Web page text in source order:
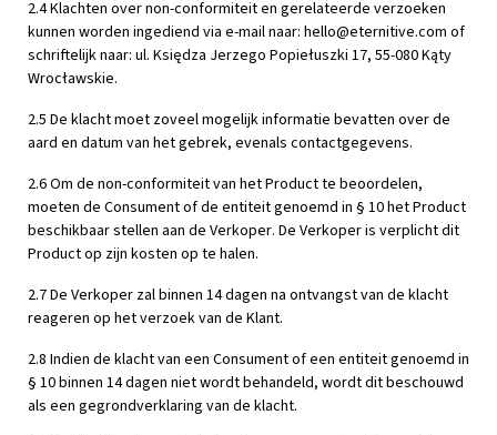
2.4 Klachten over non-conformiteit en gerelateerde verzoeken
kunnen worden ingediend via e-mail naar: hello@eternitive.com of
schriftelijk naar: ul. Księdza Jerzego Popiełuszki 17, 55-080 Kąty
Wrocławskie.
2.5 De klacht moet zoveel mogelijk informatie bevatten over de
aard en datum van het gebrek, evenals contactgegevens.
2.6 Om de non-conformiteit van het Product te beoordelen,
moeten de Consument of de entiteit genoemd in § 10 het Product
beschikbaar stellen aan de Verkoper. De Verkoper is verplicht dit
Product op zijn kosten op te halen.
2.7 De Verkoper zal binnen 14 dagen na ontvangst van de klacht
reageren op het verzoek van de Klant.
2.8 Indien de klacht van een Consument of een entiteit genoemd in
§ 10 binnen 14 dagen niet wordt behandeld, wordt dit beschouwd
als een gegrondverklaring van de klacht.